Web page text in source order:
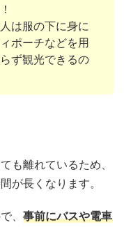
は服の下に身に
ポーチなどを用
ず観光できるの
も離れているため、
が長くなります。
、 事前にバスや電車